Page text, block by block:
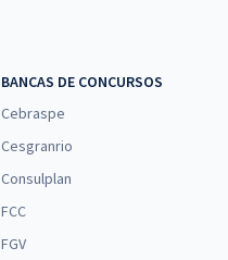
BANCAS DE CONCURSOS
Cebraspe
Cesgranrio
Consulplan
FCC
FGV